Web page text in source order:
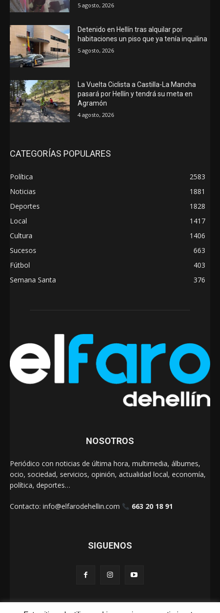
5 agosto, 2026
Detenido en Hellín tras alquilar por
habitaciones un piso que ya tenía inquilina
5 agosto, 2026
La Vuelta Ciclista a Castilla-La Mancha
pasará por Hellín y tendrá su meta en
Agramón
4 agosto, 2026
CATEGORÍAS POPULARES
Política
2583
Noticias
1881
Deportes
1828
Local
1417
Cultura
1406
Sucesos
663
Fútbol
403
Semana Santa
376
NOSOTROS
Periódico con noticias de última hora, multimedia, álbumes,
ocio, sociedad, servicios, opinión, actualidad local, economía,
política, deportes…
Contacto: info@elfarodehellin.com 663 20 18 91
SIGUENOS